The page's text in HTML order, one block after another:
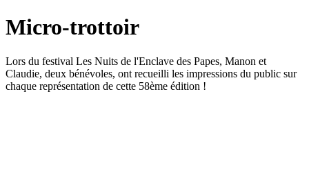
Micro-trottoir
Lors du festival Les Nuits de l'Enclave des Papes, Manon et
Claudie, deux bénévoles, ont recueilli les impressions du public sur
chaque représentation de cette 58ème édition !